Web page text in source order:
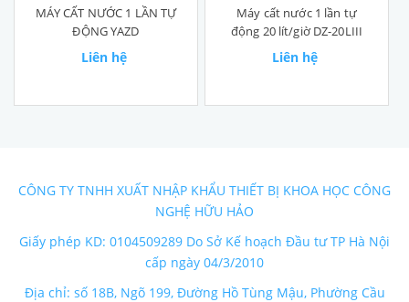
MÁY CẤT NƯỚC 1 LẦN TỰ
ĐỘNG YAZD
Liên hệ
Máy cất nước 1 lần tự
động 20 lít/giờ DZ-20LIII
Liên hệ
CÔNG TY TNHH XUẤT NHẬP KHẨU THIẾT BỊ KHOA HỌC CÔNG
NGHỆ HỮU HẢO
Giấy phép KD: 0104509289 Do Sở Kế hoạch Đầu tư TP Hà Nội
cấp ngày 04/3/2010
Địa chỉ: số 18B, Ngõ 199, Đường Hồ Tùng Mậu, Phường Cầu